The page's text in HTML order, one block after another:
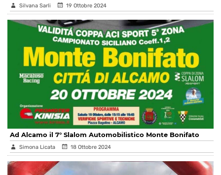
Silvana Sarli 19 Ottobre 2024
Ad Alcamo il 7° Slalom Automobilistico Monte Bonifato
Simona Licata 18 Ottobre 2024